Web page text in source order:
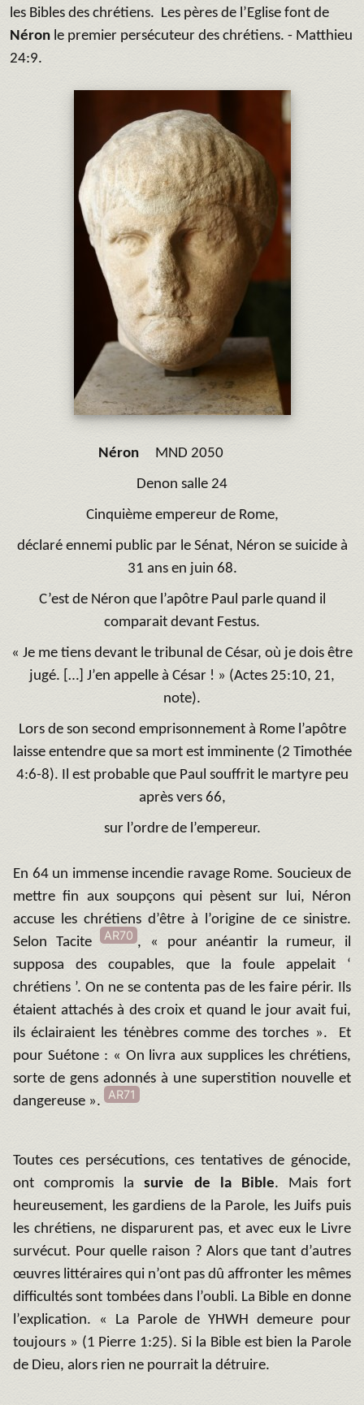
les Bibles des chrétiens. Les pères de l’Eglise font de
Néron le premier persécuteur des chrétiens. - Matthieu
24:9.
Néron MND 2050
Denon salle 24
Cinquième empereur de Rome,
déclaré ennemi public par le Sénat, Néron se suicide à
31 ans en juin 68.
C’est de Néron que l’apôtre Paul parle quand il
comparait devant Festus.
« Je me tiens devant le tribunal de César, où je dois être
jugé. […] J’en appelle à César ! » (Actes 25:10, 21,
note).
Lors de son second emprisonnement à Rome l’apôtre
laisse entendre que sa mort est imminente (2 Timothée
4:6-8). Il est probable que Paul souffrit le martyre peu
après vers 66,
sur l’ordre de l’empereur.
En 64 un immense incendie ravage Rome. Soucieux de
mettre fin aux soupçons qui pèsent sur lui, Néron
accuse les chrétiens d’être à l’origine de ce sinistre.
Selon Tacite AR70 , « pour anéantir la rumeur, il
supposa des coupables, que la foule appelait ‘
chrétiens ’. On ne se contenta pas de les faire périr. Ils
étaient attachés à des croix et quand le jour avait fui,
ils éclairaient les ténèbres comme des torches ». Et
pour Suétone : « On livra aux supplices les chrétiens,
sorte de gens adonnés à une superstition nouvelle et
dangereuse ». AR71
Toutes ces persécutions, ces tentatives de génocide,
ont compromis lasurvie de la Bible. Mais fort
heureusement, les gardiens de la Parole, les Juifs puis
les chrétiens, ne disparurent pas, et avec eux le Livre
survécut. Pour quelle raison ? Alors que tant d’autres
œuvres littéraires qui n’ont pas dû affronter les mêmes
difficultés sont tombées dans l’oubli. La Bible en donne
l’explication. « La Parole de YHWH demeure pour
toujours » (1 Pierre 1:25). Si la Bible est bien la Parole
de Dieu, alors rien ne pourrait la détruire.